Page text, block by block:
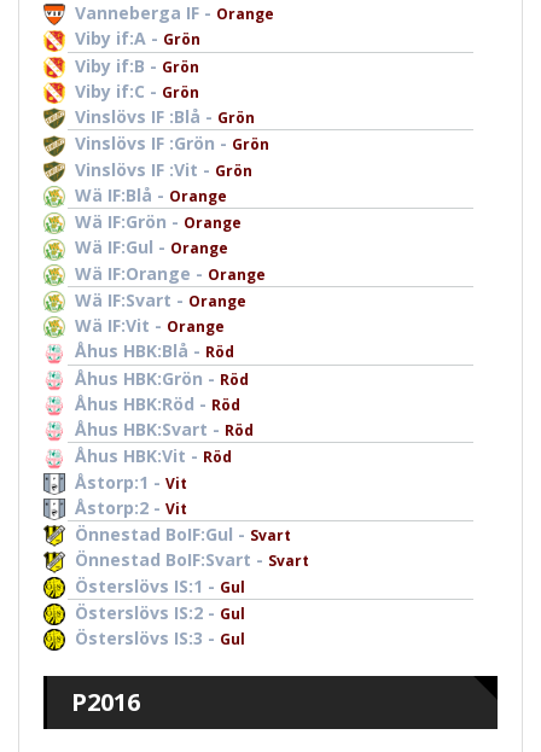
Vanneberga IF - Orange
Viby if:A - Grön
Viby if:B - Grön
Viby if:C - Grön
Vinslövs IF :Blå - Grön
Vinslövs IF :Grön - Grön
Vinslövs IF :Vit - Grön
Wä IF:Blå - Orange
Wä IF:Grön - Orange
Wä IF:Gul - Orange
Wä IF:Orange - Orange
Wä IF:Svart - Orange
Wä IF:Vit - Orange
Åhus HBK:Blå - Röd
Åhus HBK:Grön - Röd
Åhus HBK:Röd - Röd
Åhus HBK:Svart - Röd
Åhus HBK:Vit - Röd
Åstorp:1 - Vit
Åstorp:2 - Vit
Önnestad BoIF:Gul - Svart
Önnestad BoIF:Svart - Svart
Österslövs IS:1 - Gul
Österslövs IS:2 - Gul
Österslövs IS:3 - Gul
P2016